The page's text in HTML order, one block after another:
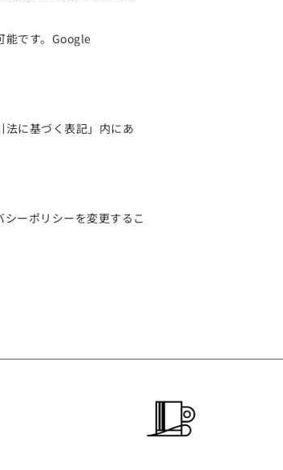
能です。Google
に基づく表記」内にあ
ーポリシーを変更するこ